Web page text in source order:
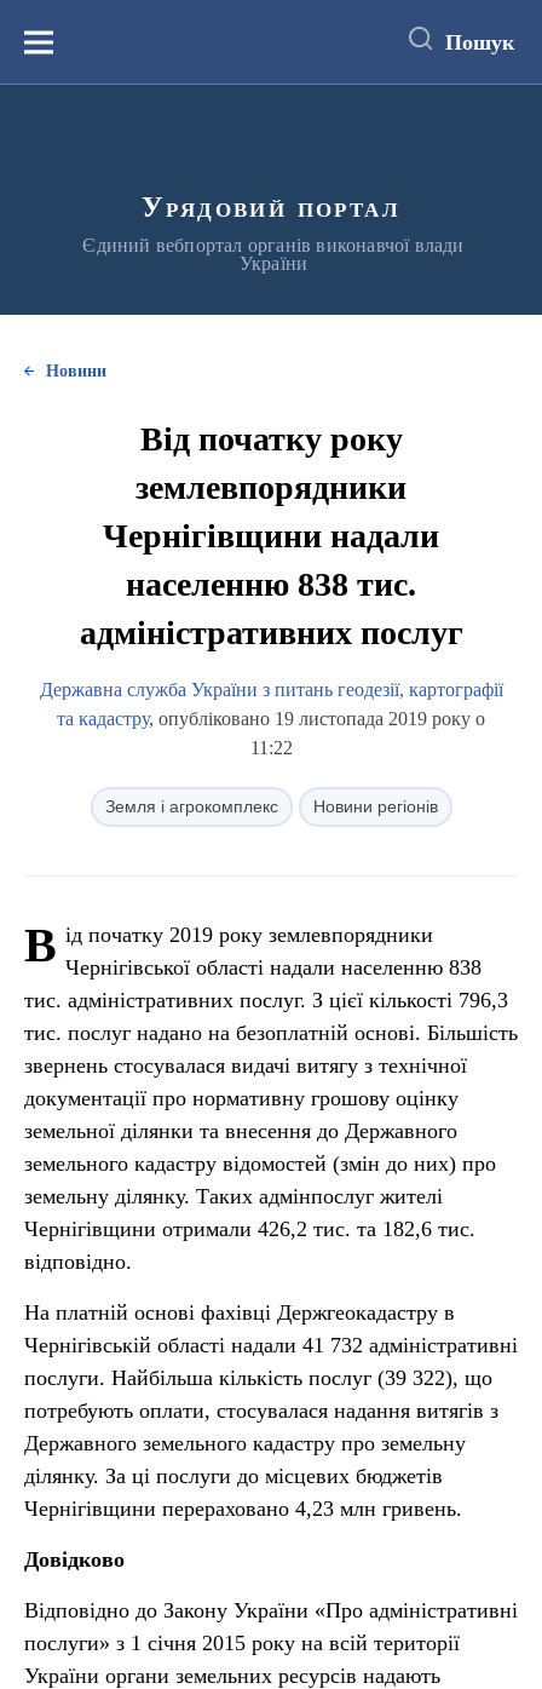
вмістуМеню Пошук
Урядовий портал
Єдиний вебпортал органів виконавчої влади
України
Новини
Від початку року
землевпорядники
Чернігівщини надали
населенню 838 тис.
адміністративних послуг
Державна служба України з питань геодезії, картографії
та кадастру, опубліковано 19 листопада 2019 року о
11:22
Земля і агрокомплекс Новини регіонів
В ід початку 2019 року землевпорядники
Чернігівської області надали населенню 838
тис. адміністративних послуг. З цієї кількості 796,3
тис. послуг надано на безоплатній основі. Більшість
звернень стосувалася видачі витягу з технічної
документації про нормативну грошову оцінку
земельної ділянки та внесення до Державного
земельного кадастру відомостей (змін до них) про
земельну ділянку. Таких адмінпослуг жителі
Чернігівщини отримали 426,2 тис. та 182,6 тис.
відповідно.
На платній основі фахівці Держгеокадастру в
Чернігівській області надали 41 732 адміністративні
послуги. Найбільша кількість послуг (39 322), що
потребують оплати, стосувалася надання витягів з
Державного земельного кадастру про земельну
ділянку. За ці послуги до місцевих бюджетів
Чернігівщини перераховано 4,23 млн гривень.
Довідково
Відповідно до Закону України «Про адміністративні
послуги» з 1 січня 2015 року на всій території
України органи земельних ресурсів надають